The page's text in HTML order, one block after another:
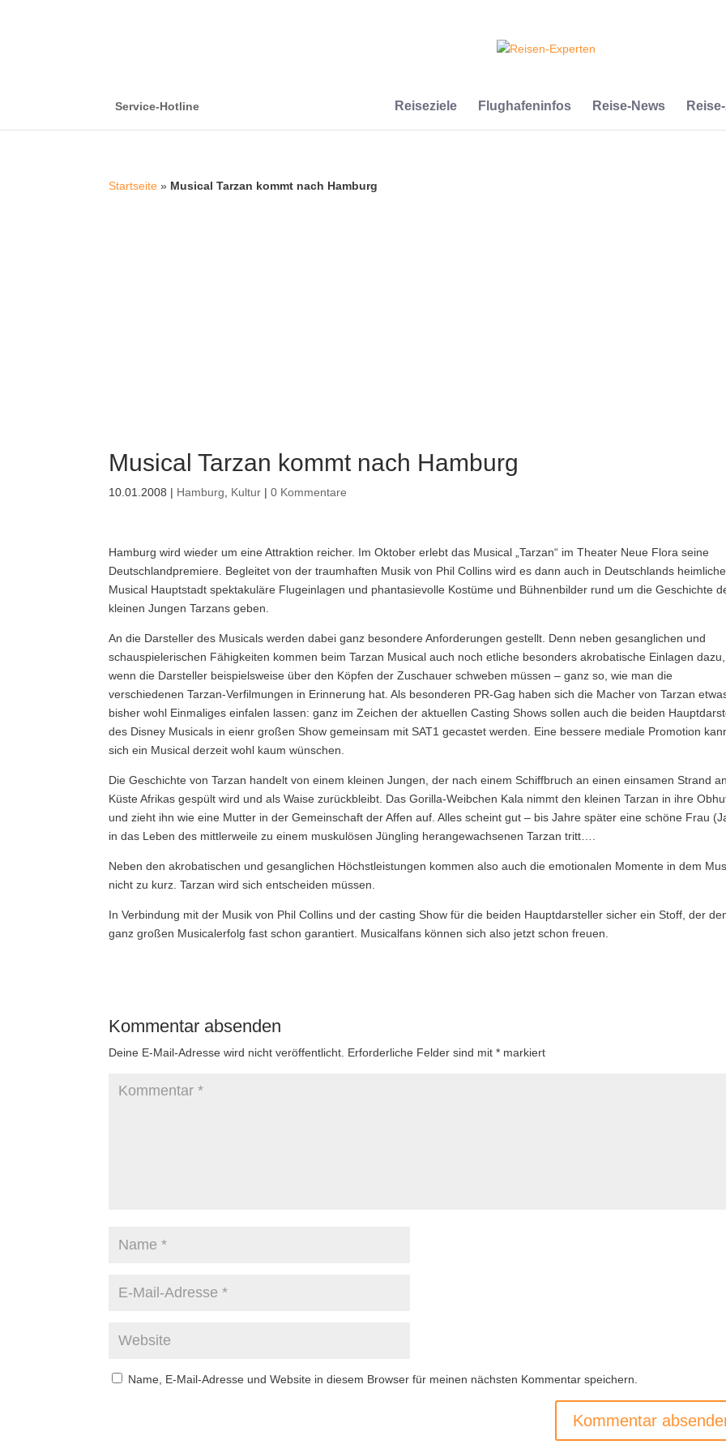
Service-Hotline Reiseziele Flughafeninfos Reise-News
Startseite » Musical Tarzan kommt nach Hamburg
Musical Tarzan kommt nach Hamburg
10.01.2008 | Hamburg Kultur |0 Kommentare
Hamburg wird wieder um eine Attraktion reicher. Im Oktober erlebt das Musical „Tarzan“ im Theater Neue Flora seine
Deutschlandpremiere. Begleitet von der traumhaften Musik von Phil Collins wird es dann auch in Deutschlands
Musical Hauptstadt spektakuläre Flugeinlagen und phantasievolle Kostüme und Bühnenbilder rund um die Geschichte
kleinen Jungen Tarzans geben.
An die Darsteller des Musicals werden dabei ganz besondere Anforderungen gestellt. Denn neben gesanglichen und
schauspielerischen Fähigkeiten kommen beim Tarzan Musical auch noch etliche besonders akrobatische Einlagen dazu,
wenn die Darsteller beispielsweise über den Köpfen der Zuschauer schweben müssen – ganz so, wie man die
verschiedenen Tarzan-Verfilmungen in Erinnerung hat. Als besonderen PR-Gag haben sich die Macher von Tarzan
bisher wohl Einmaliges einfalen lassen: ganz im Zeichen der aktuellen Casting Shows sollen auch die beiden
des Disney Musicals in eienr großen Show gemeinsam mit SAT1 gecastet werden. Eine bessere mediale Promotion
sich ein Musical derzeit wohl kaum wünschen.
Die Geschichte von Tarzan handelt von einem kleinen Jungen, der nach einem Schiffbruch an einen einsamen Strand
Küste Afrikas gespült wird und als Waise zurückbleibt. Das Gorilla-Weibchen Kala nimmt den kleinen Tarzan in ihre
und zieht ihn wie eine Mutter in der Gemeinschaft der Affen auf. Alles scheint gut – bis Jahre später eine schöne Frau
in das Leben des mittlerweile zu einem muskulösen Jüngling herangewachsenen Tarzan tritt….
Neben den akrobatischen und gesanglichen Höchstleistungen kommen also auch die emotionalen Momente in dem
nicht zu kurz. Tarzan wird sich entscheiden müssen.
In Verbindung mit der Musik von Phil Collins und der casting Show für die beiden Hauptdarsteller sicher ein Stoff, der
ganz großen Musicalerfolg fast schon garantiert. Musicalfans können sich also jetzt schon freuen.
Kommentar absenden
Deine E-Mail-Adresse wird nicht veröffentlicht. Erforderliche Felder sind mit* markiert
Name, E-Mail-Adresse und Website in diesem Browser für meinen nächsten Kommentar speichern.